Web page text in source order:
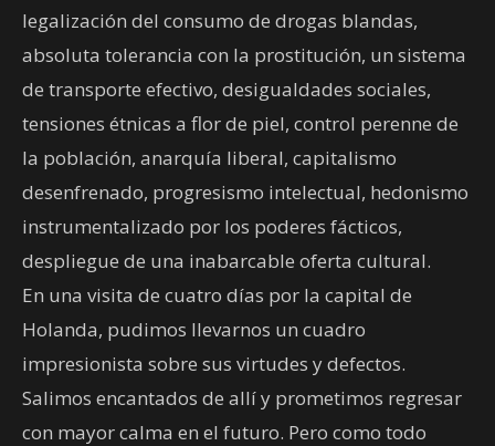
legalización del consumo de drogas blandas,
absoluta tolerancia con la prostitución, un sistema
de transporte efectivo, desigualdades sociales,
tensiones étnicas a flor de piel, control perenne de
la población, anarquía liberal, capitalismo
desenfrenado, progresismo intelectual, hedonismo
instrumentalizado por los poderes fácticos,
despliegue de una inabarcable oferta cultural.
En una visita de cuatro días por la capital de
Holanda, pudimos llevarnos un cuadro
impresionista sobre sus virtudes y defectos.
Salimos encantados de allí y prometimos regresar
con mayor calma en el futuro. Pero como todo